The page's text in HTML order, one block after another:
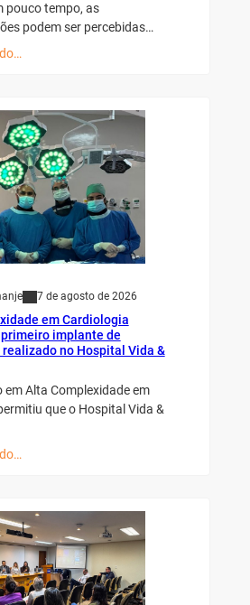
pouco tempo, as
podem ser percebidas…
7 de agosto de 2026
em Cardiologia
implante de
no Hospital Vida &
em Alta Complexidade em
que o Hospital Vida &